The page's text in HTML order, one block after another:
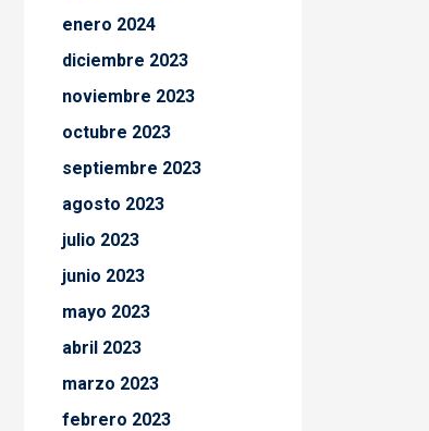
enero 2024
diciembre 2023
noviembre 2023
octubre 2023
septiembre 2023
agosto 2023
julio 2023
junio 2023
mayo 2023
abril 2023
marzo 2023
febrero 2023